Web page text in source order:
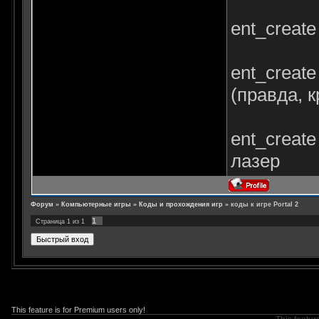
(правда,
лазер
Форум » Компьютерные игры » Коды и прохождения игр » коды к игре Portal 2
Страница 1 из 1 1
This feature is for Premium users only!